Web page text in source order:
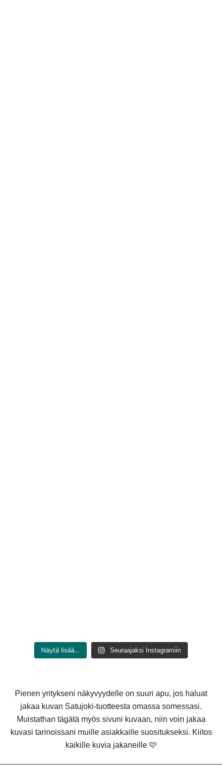
Näytä lisää… Seuraajaksi Instagramiin
Pienen yritykseni näkyvyydelle on suuri apu, jos haluat
jakaa kuvan Satujoki-tuotteesta omassa somessasi.
Muistathan tägätä myös sivuni kuvaan, niin voin jakaa
kuvasi tarinoissani muille asiakkaille suositukseksi. Kiitos
kaikille kuvia jakaneille 🩷